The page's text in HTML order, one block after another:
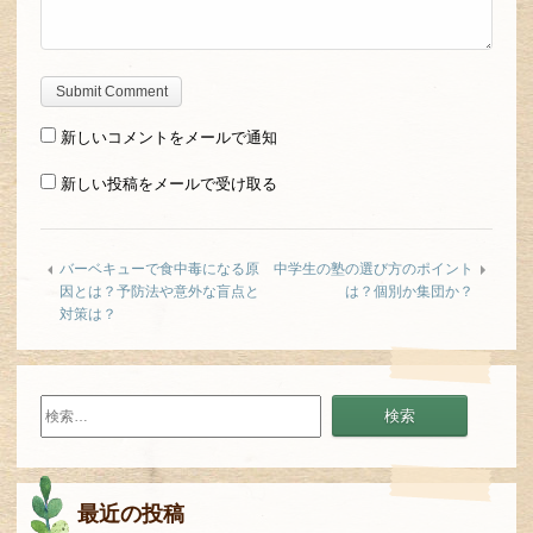
新しいコメントをメールで通知
新しい投稿をメールで受け取る
バーベキューで食中毒になる原
因とは？予防法や意外な盲点と
対策は？
中学生の塾の選び方のポイント
は？個別か集団か？
検
索:
最近の投稿